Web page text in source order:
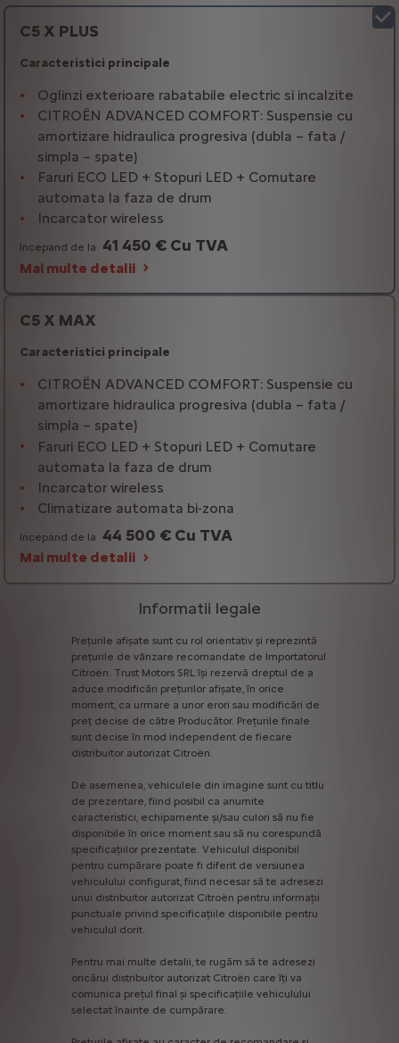
C5 X PLUS
Caracteristici principale
Oglinzi exterioare rabatabile electric si incalzite
CITROËN ADVANCED COMFORT: Suspensie cu
amortizare hidraulica progresiva (dubla – fata /
simpla – spate)
Faruri ECO LED + Stopuri LED + Comutare
automata la faza de drum
Incarcator wireless
Incepand de la 41 450 € Cu TVA
Mai multe detalii
C5 X MAX
Caracteristici principale
CITROËN ADVANCED COMFORT: Suspensie cu
amortizare hidraulica progresiva (dubla – fata /
simpla – spate)
Faruri ECO LED + Stopuri LED + Comutare
automata la faza de drum
Incarcator wireless
Climatizare automata bi-zona
Incepand de la 44 500 € Cu TVA
Mai multe detalii
Informatii legale
Prețurile afișate sunt cu rol orientativ și reprezintă
prețurile de vânzare recomandate de Importatorul
Citroën. Trust Motors SRL îşi rezervă dreptul de a
aduce modificări prețurilor afișate, în orice
moment, ca urmare a unor erori sau modificări de
preț decise de către Producător. Prețurile finale
sunt decise în mod independent de fiecare
distribuitor autorizat Citroën.
De asemenea, vehiculele din imagine sunt cu titlu
de prezentare, fiind posibil ca anumite
caracteristici, echipamente și/sau culori să nu fie
disponibile în orice moment sau să nu corespundă
specificațiilor prezentate. Vehiculul disponibil
pentru cumpărare poate fi diferit de versiunea
vehiculului configurat, fiind necesar să te adresezi
unui distribuitor autorizat Citroën pentru informații
punctuale privind specificațiile disponibile pentru
vehiculul dorit.
Pentru mai multe detalii, te rugăm să te adresezi
oricărui distribuitor autorizat Citroën care îți va
comunica prețul final și specificațiile vehiculului
selectat înainte de cumpărare.